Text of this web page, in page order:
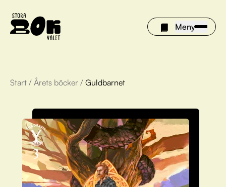
Meny
Årets böcker
Om Stora bokvalet
Olivia tipsar
Vinnare
Start / Årets böcker / Guldbarnet